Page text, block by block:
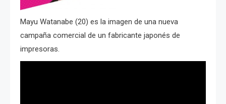
Mayu Watanabe (20) es la imagen de una nueva
campaña comercial de un fabricante japonés de
impresoras.